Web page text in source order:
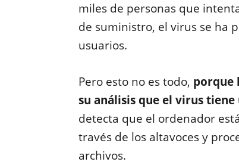
miles de personas que
de suministro, el virus se ha
usuarios.
Pero esto no es todo, porque
su análisis que el virus
detecta que el ordenador
través de los altavoces y
archivos.